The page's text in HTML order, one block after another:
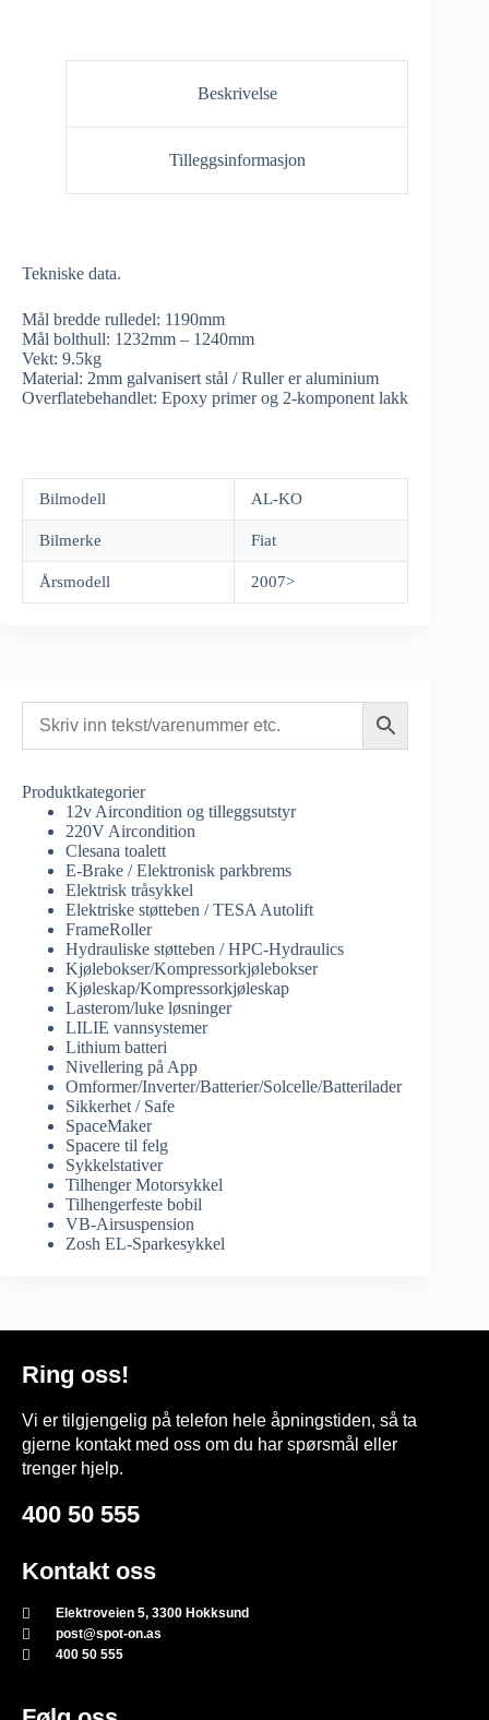
Beskrivelse
Tilleggsinformasjon
Tekniske data.
Mål bredde rulledel: 1190mm
Mål bolthull: 1232mm – 1240mm
Vekt: 9.5kg
Material: 2mm galvanisert stål / Ruller er aluminium
Overflatebehandlet: Epoxy primer og 2-komponent lakk
Bilmodell AL-KO
Bilmerke Fiat
Årsmodell 2007>
Produktkategorier
12v Aircondition og tilleggsutstyr
220V Aircondition
Clesana toalett
E-Brake / Elektronisk parkbrems
Elektrisk tråsykkel
Elektriske støtteben / TESA Autolift
FrameRoller
Hydrauliske støtteben / HPC-Hydraulics
Kjølebokser/Kompressorkjølebokser
Kjøleskap/Kompressorkjøleskap
Lasterom/luke løsninger
LILIE vannsystemer
Lithium batteri
Nivellering på App
Omformer/Inverter/Batterier/Solcelle/Batterilader
Sikkerhet / Safe
SpaceMaker
Spacere til felg
Sykkelstativer
Tilhenger Motorsykkel
Tilhengerfeste bobil
VB-Airsuspension
Zosh EL-Sparkesykkel
Ring oss!
Vi er tilgjengelig på telefon hele åpningstiden, så ta
gjerne kontakt med oss om du har spørsmål eller
trenger hjelp.
400 50 555
Kontakt oss
Elektroveien 5, 3300 Hokksund
post@spot-on.as
400 50 555